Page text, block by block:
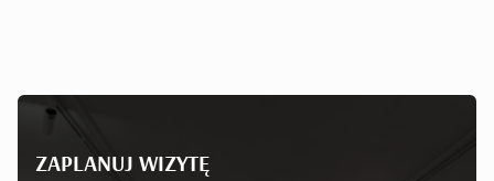
ZAPLANUJ WIZYTĘ